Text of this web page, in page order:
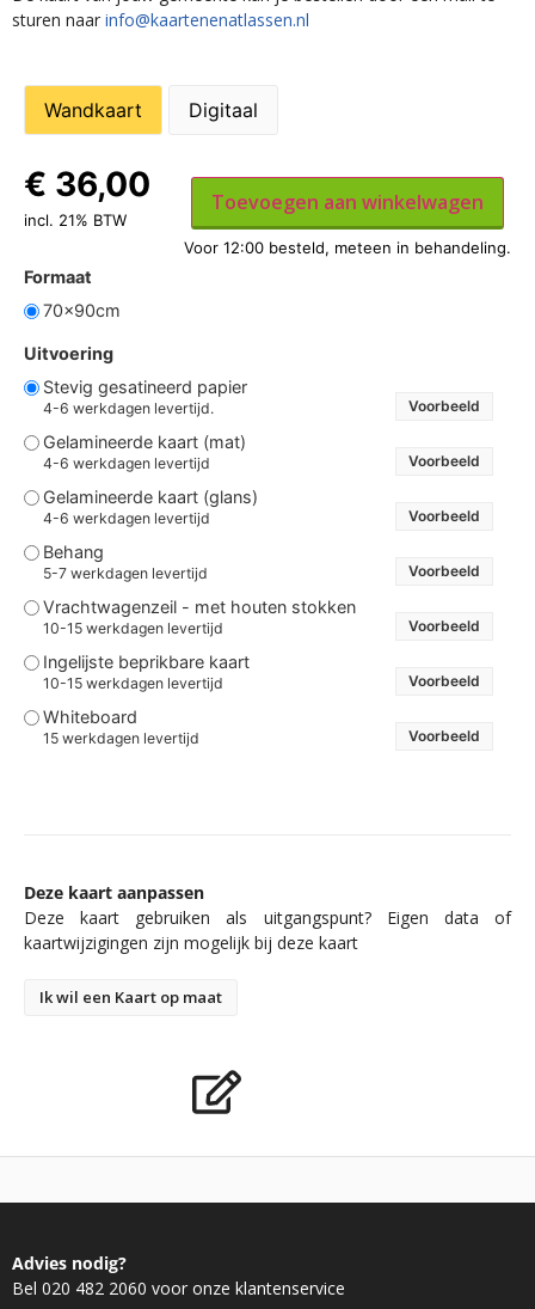
sturen naar info@kaartenenatlassen.nl
Wandkaart Digitaal
Formaat
70x90cm
Uitvoering
Stevig gesatineerd papier
4-6 werkdagen levertijd. Voorbeeld
Gelamineerde kaart (mat)
4-6 werkdagen levertijd Voorbeeld
Gelamineerde kaart (glans)
4-6 werkdagen levertijd Voorbeeld
Behang
5-7 werkdagen levertijd Voorbeeld
Vrachtwagenzeil - met houten stokken
10-15 werkdagen levertijd Voorbeeld
Ingelijste beprikbare kaart
10-15 werkdagen levertijd Voorbeeld
Whiteboard
15 werkdagen levertijd Voorbeeld
€ 36,00
incl. 21% BTW
Toevoegen aan winkelwagen
Deze kaart aanpassen
Deze kaart gebruiken als uitgangspunt? Eigen data of
kaartwijzigingen zijn mogelijk bij deze kaart
Ik wil een Kaart op maat
Advies nodig?
Bel 020 482 2060 voor onze klantenservice